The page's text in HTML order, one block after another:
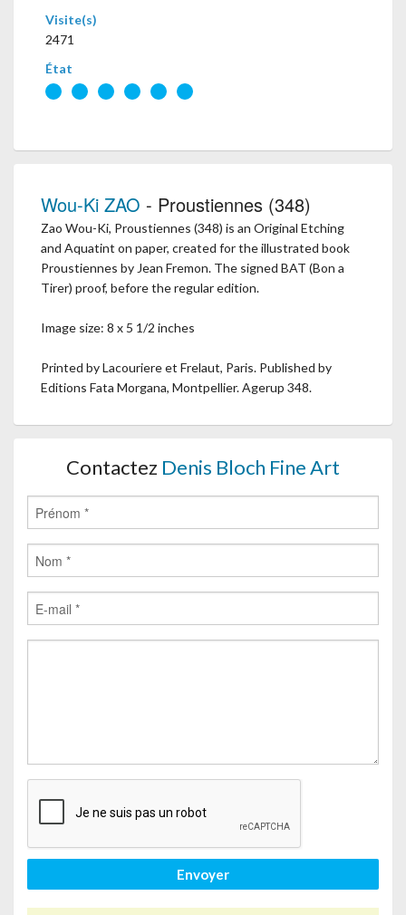
Visite(s)
2471
État
Wou-Ki ZAO - Proustiennes (348)
Zao Wou-Ki, Proustiennes (348) is an Original Etching
and Aquatint on paper, created for the illustrated book
Proustiennes by Jean Fremon. The signed BAT (Bon a
Tirer) proof, before the regular edition.
Image size: 8 x 5 1/2 inches
Printed by Lacouriere et Frelaut, Paris. Published by
Editions Fata Morgana, Montpellier. Agerup 348.
Contactez Denis Bloch Fine Art
Envoyer